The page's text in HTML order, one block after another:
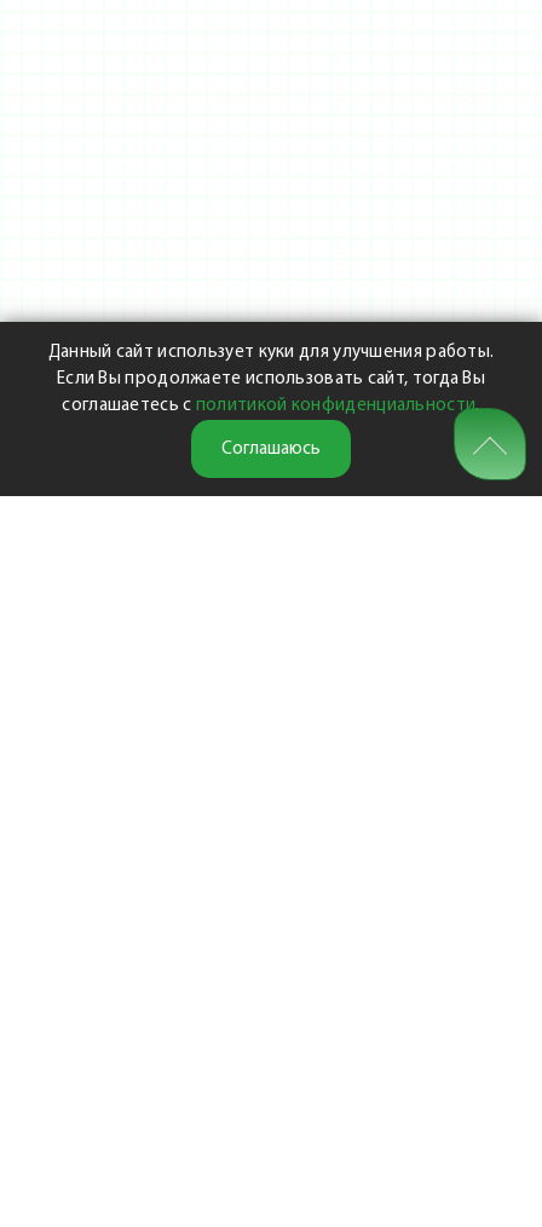
Данный сайт использует куки для улучшения работы.
Если Вы продолжаете использовать сайт, тогда Вы
соглашаетесь с политикой конфиденциальности.
Соглашаюсь